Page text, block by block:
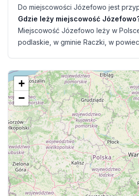
Do miejscowości Józefowo jest
Gdzie leży miejscowość
Miejscowość Józefowo leży w
podlaskie, w gminie Raczki, w
+
−